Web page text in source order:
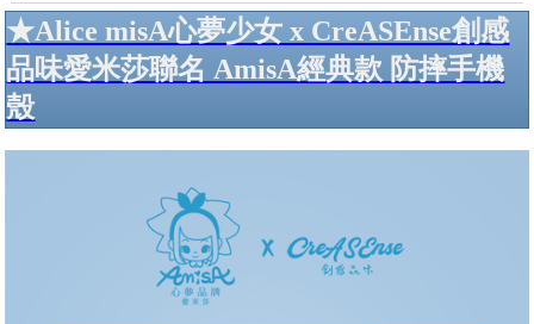
★Alice misA心夢少女 x CreASEnse創感
品味愛米莎聯名 AmisA經典款 防摔手機
殼